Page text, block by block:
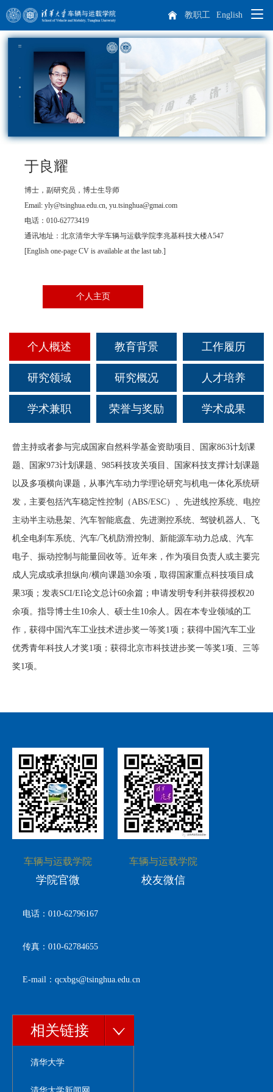
English
教职工
学院概况
院长致辞
历任领导
师资队伍
杰出人才
博士后
人才培养
研究生培养
专业介绍
科研概况
车辆动力工程研究所
科研机构
科研成果
国际合作与交流
学生天地
科创活动 文体活动
志愿服务
奖励荣誉
研究生招生
国际生招生
就业引导
校友活动
校友文库
校友风采
爱心捐赠
联系方式
于良耀
博士，副研究员，博士生导师
Email: yly@tsinghua.edu.cn, yu.tsinghua@gmai.com
电话：010-62773419
通讯地址：北京清华大学车辆与运载学院李兆基科技大楼A547
[English one-page CV is available at the last tab.]
个人主页
个人概述 教育背景 工作履历
研究领域 研究概况 人才培养
学术兼职 荣誉与奖励 学术成果
曾主持或者参与完成国家自然科学基金资助项目、国家863计划课
题、国家973计划课题、 985科技攻关项目、国家科技支撑计划课题
以及多项横向课题，从事汽车动力学理论研究与机电一体化系统研
发，主要包括汽车稳定性控制（ ABS/ESC）、先进线控系统、电控
主动半主动悬架、汽车智能底盘、先进测控系统、驾驶机器人、飞
机全电刹车系统、汽车/ 飞机防滑控制、新能源车动力总成、汽车
电子、振动控制与能量回收等。近年来，作为项目负责人或主要完
成人完成或承担纵向/横向课题30余项，取得国家重点科技项目成
果3项；发表SCI/EI论文总计60余篇；申请发明专利并获得授权20
余项。指导博士生10余人、硕士生10余人。因在本专业领域的工
作，获得中国汽车工业技术进步奖一等奖1 项；获得中国汽车工业
优秀青年科技人才奖1 项；获得北京市科技进步奖一等奖1 项、三等
奖1 项。
车辆与运载学院
学院官微
车辆与运载学院
校友微信
电话：010-62796167
传真：010-62784655
E-mail：qcxbgs@tsinghua.edu.cn
相关链接
清华大学